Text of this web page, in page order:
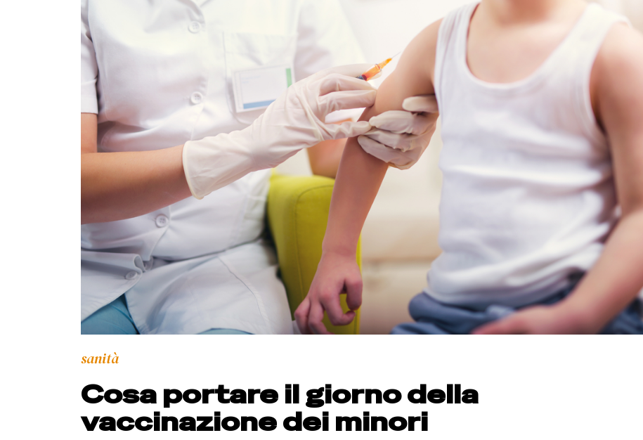
sanità
Cosa portare il giorno della
vaccinazione dei minori